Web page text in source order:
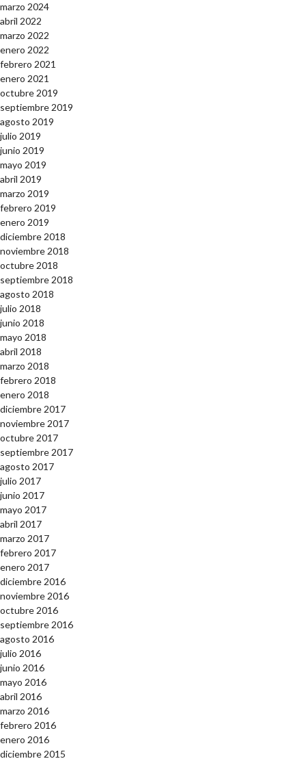
marzo 2024
abril 2022
marzo 2022
enero 2022
febrero 2021
enero 2021
octubre 2019
septiembre 2019
agosto 2019
julio 2019
junio 2019
mayo 2019
abril 2019
marzo 2019
febrero 2019
enero 2019
diciembre 2018
noviembre 2018
octubre 2018
septiembre 2018
agosto 2018
julio 2018
junio 2018
mayo 2018
abril 2018
marzo 2018
febrero 2018
enero 2018
diciembre 2017
noviembre 2017
octubre 2017
septiembre 2017
agosto 2017
julio 2017
junio 2017
mayo 2017
abril 2017
marzo 2017
febrero 2017
enero 2017
diciembre 2016
noviembre 2016
octubre 2016
septiembre 2016
agosto 2016
julio 2016
junio 2016
mayo 2016
abril 2016
marzo 2016
febrero 2016
enero 2016
diciembre 2015